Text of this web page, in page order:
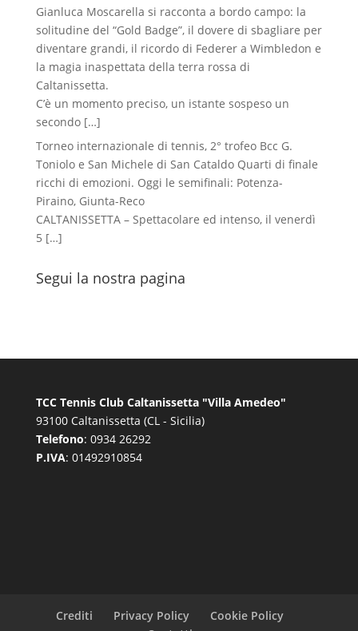
Gianluca Moscarella si racconta a bordo campo: la
solitudine del “Gold Badge”, il dovere di sbagliare per
diventare grandi, il ricordo di Federer a Wimbledon e
la magia inaspettata della terra rossa di
Caltanissetta.
C’è un momento preciso, un istante sospeso un
secondo […]
Torneo internazionale di tennis, 2° trofeo Bcc G.
Toniolo e San Michele di San Cataldo Quarti di finale
ricchi di emozioni. Oggi le semifinali: Potenza-
Piraino, Giunta-Reco
CALTANISSETTA – Spettacolare ed intenso, il venerdì
5 […]
Segui la nostra pagina
TCC Tennis Club Caltanissetta "Villa Amedeo"
93100 Caltanissetta (CL - Sicilia)
Telefono: 0934 26292
P.IVA: 01492910854
Crediti Privacy Policy
Cookie Policy